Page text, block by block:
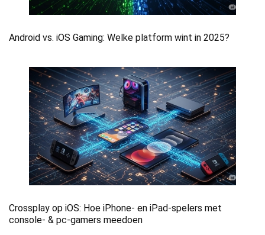
Android vs. iOS Gaming: Welke platform wint in 2025?
Crossplay op iOS: Hoe iPhone- en iPad-spelers met
console- & pc-gamers meedoen